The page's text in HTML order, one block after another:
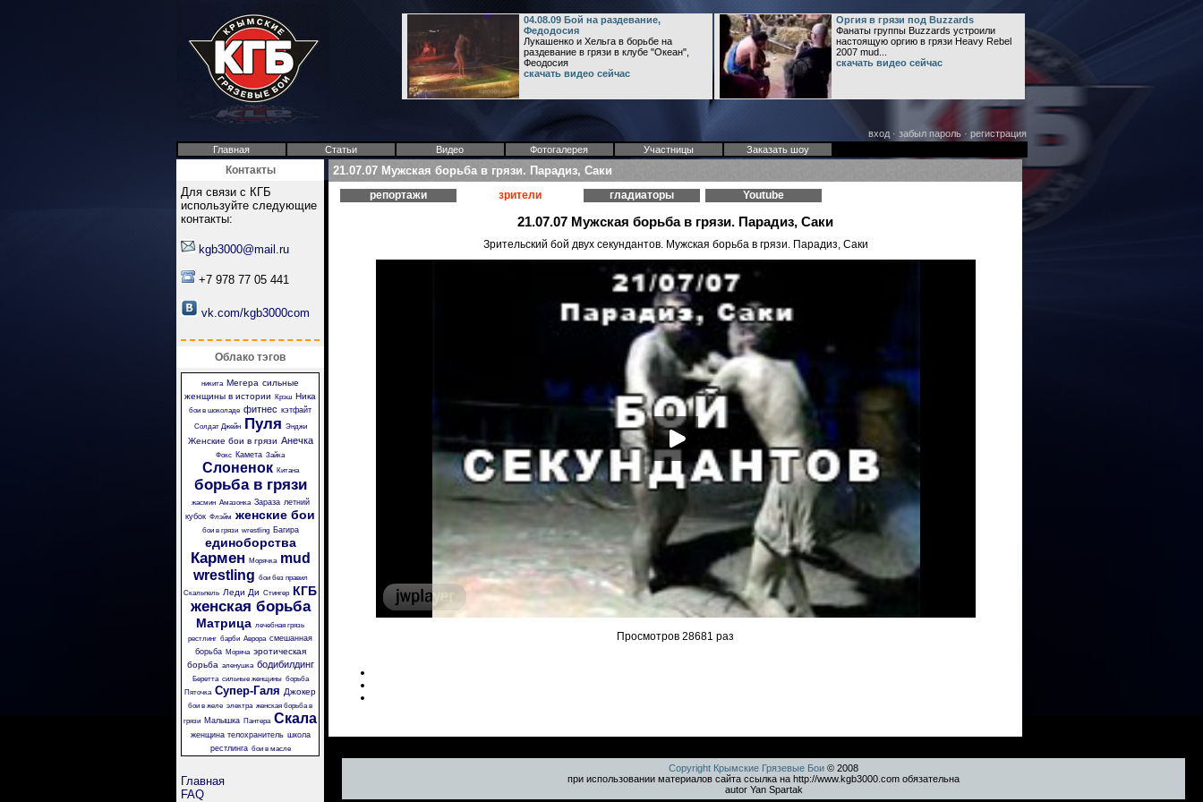
04.08.09 Бой на раздевание,
Федодосия
Лукашенко и Хельга в борьбе на
раздевание в грязи в клубе "Океан",
Феодосия
скачать видео сейчас
Оргия в грязи под Buzzards
Фанаты группы Buzzards устроили
настоящую оргию в грязи Heavy Rebel
2007 mud...
скачать видео сейчас
вход· забыл пароль· регистрация
Главная
Статьи Видео Фотогалерея Участницы Заказать шоу
Контакты
Для связи с КГБ
используйте следующие
контакты:
kgb3000@mail.ru
+7 978 77 05 441
vk.com/kgb3000com
Облако тэгов
никита Мегера сильные
женщины в истории
Крэш Ника
бои в шоколаде фитнес кэтфайт
Солдат Джейн Пуля Энджи
Женские бои в грязи Анечка
Фокс Камета Зайка
Слоненок Китана
борьба в грязи
жасмин Амазонка Зараза летний
кубок Флэйм женские бои
бои в грязи wrestling Багира
единоборства
Кармен Морячка
mud
wrestling бои без правил
Скальпель Леди Ди Стингер КГБ
женская борьба
Матрица лечебная грязь
рестлинг барби Аврора смешанная
борьба
Моряча эротическая
борьба аленушка бодибилдинг
Беретта сильные женщины борьба
Пяточка Супер-Галя Джокер
бои в желе электра женская борьба в
грязи Малышка Пантера Скала
женщина телохранитель школа
рестлинга бои в масле
Главная
FAQ
21.07.07 Мужская борьба в грязи. Парадиз, Саки
репортажи зрители гладиаторы Youtube
21.07.07 Мужская борьба в грязи. Парадиз, Саки
Зрительский бой двух секундантов. Мужская борьба в грязи. Парадиз, Саки
Просмотров 28681 раз
Copyright Крымские Грязевые Бои © 2008
при использовании материалов сайта ссылка на http://www.kgb3000.com обязательна
autor Yan Spartak